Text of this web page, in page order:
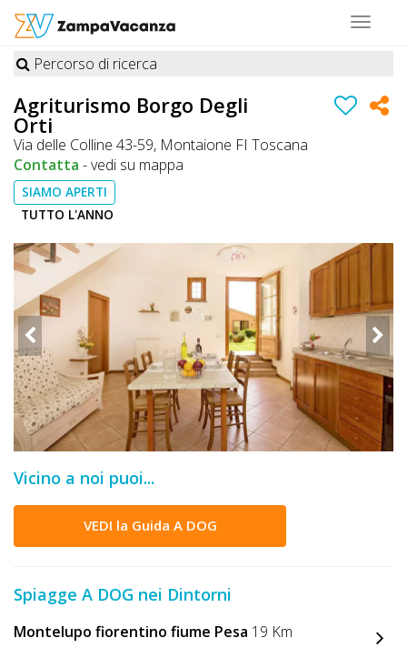
Toggle
STRUTTURE
A
DOG
A
DOG
OFFERTE
A
DOG
INFO
CHIEDI
Percorso di ricerca
Agriturismo Borgo Degli
Orti
Via delle Colline 43-59, Montaione FI Toscana
Contatta -vedi su mappa
SIAMO APERTI
TUTTO L'ANNO
Vicino a noi puoi...
VEDI la Guida A DOG
Spiagge A DOG nei Dintorni
Montelupo fiorentino fiume Pesa 19 Km